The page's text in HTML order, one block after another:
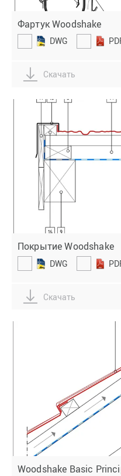
Фартук Woodshake
DWG
Скачать
Покрытие Woodshake
DWG
Скачать
Woodshake Basic